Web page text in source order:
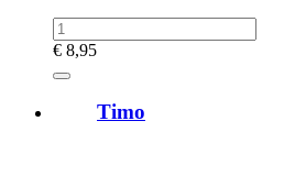
€ 8,95
Timo